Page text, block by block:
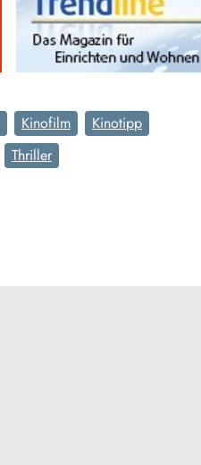
Kinofilm
Kinotipp
Thriller